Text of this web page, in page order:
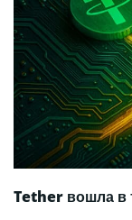
Tether вошла в